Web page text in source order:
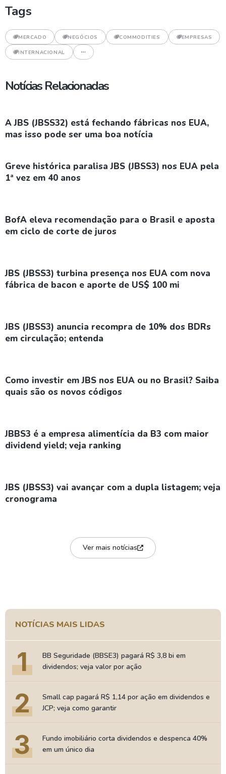
Tags
MERCADO NEGÓCIOS COMMODITIES EMPRESAS
INTERNACIONAL
Notícias Relacionadas
A JBS (JBSS32) está fechando fábricas nos EUA,
mas isso pode ser uma boa notícia
Greve histórica paralisa JBS (JBSS3) nos EUA pela
1ª vez em 40 anos
BofA eleva recomendação para o Brasil e aposta
em ciclo de corte de juros
JBS (JBSS3) turbina presença nos EUA com nova
fábrica de bacon e aporte de US$ 100 mi
JBS (JBSS3) anuncia recompra de 10% dos BDRs
em circulação; entenda
Como investir em JBS nos EUA ou no Brasil? Saiba
quais são os novos códigos
JBBS3 é a empresa alimentícia da B3 com maior
dividend yield; veja ranking
JBS (JBSS3) vai avançar com a dupla listagem; veja
cronograma
Ver mais notícias
NOTÍCIAS MAIS LIDAS
1
BB Seguridade (BBSE3) pagará R$ 3,8 bi em
dividendos; veja valor por ação
2
Small cap pagará R$ 1,14 por ação em dividendos e
JCP; veja como garantir
3
Fundo imobiliário corta dividendos e despenca 40%
em um único dia